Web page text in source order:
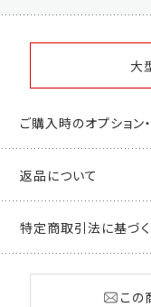
大
ご購入時のオプション
返品について
特定商取引法に基づ
この